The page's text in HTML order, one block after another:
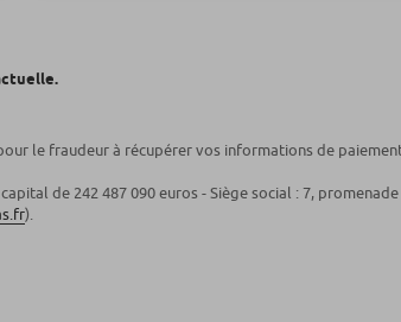
le fraudeur à récupérer vos informations de
de 242 487 090 euros - Siège social : 7,
).